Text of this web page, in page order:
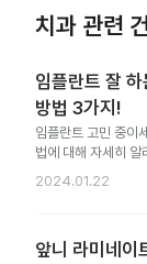
치과 관련
임플란트 잘
방법 3가지!
임플란트 고민 중이
법에 대해 자세히 알
2024.01.22
앞니 라미네이